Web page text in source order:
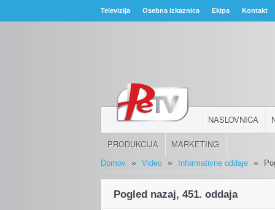
Televizija Osebna izkaznica Ekipa Kontakt
NASLOVNICA
PRODUKCIJA MARKETING
Domov » Video » Informativne oddaje »
Pogled nazaj, 451. oddaja